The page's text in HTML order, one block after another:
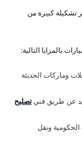
تشكيلة كبيرة من
بالمزايا التالية:
وماركات الحديثة
عن طريق فنيتصليح
الحكومية ونقل